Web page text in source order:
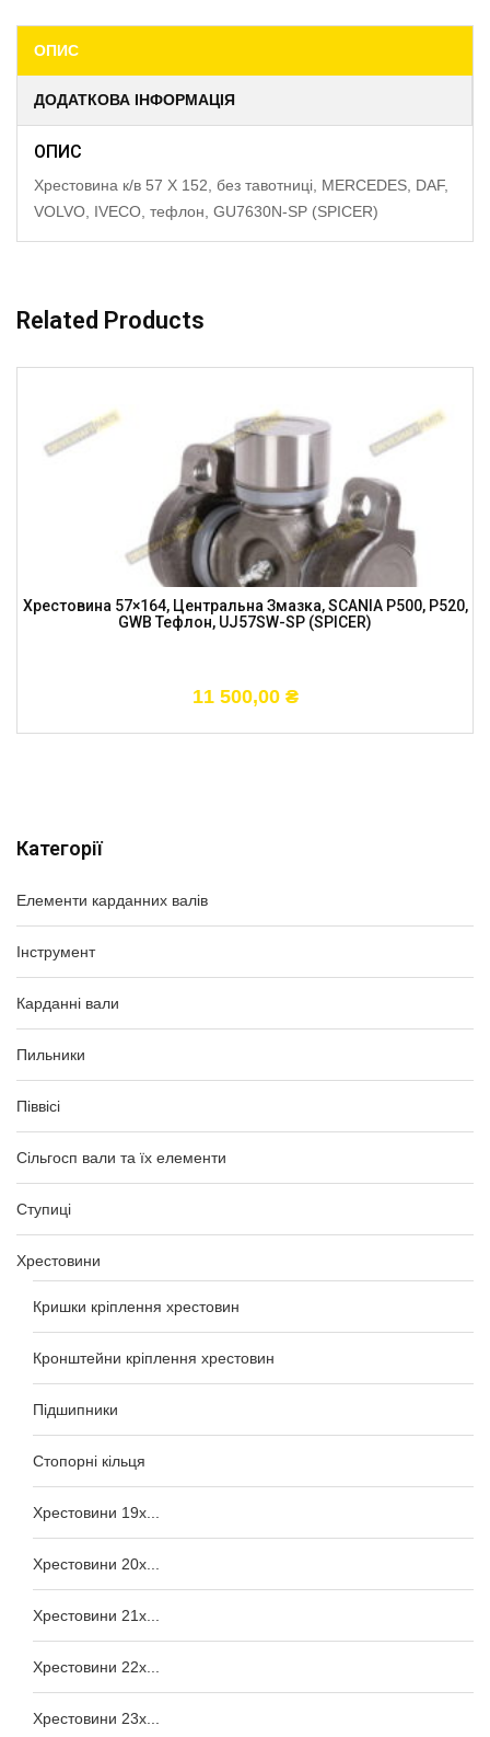
Категорії
Елементи карданних валів
Інструмент
Карданні вали
Пильники
Піввісі
Сільгосп вали та їх елементи
Ступиці
Хрестовини
Кришки кріплення хрестовин
Кронштейни кріплення хрестовин
Підшипники
Стопорні кільця
Хрестовини 19x...
Хрестовини 20x...
Хрестовини 21x...
Хрестовини 22x...
Хрестовини 23x...
ОПИС
ДОДАТКОВА ІНФОРМАЦІЯ
ОПИС
Хрестовина к/в 57 X 152, без тавотниці, MERCEDES, DAF,
VOLVO, IVECO, тефлон, GU7630N-SP (SPICER)
Related Products
Хрестовина 57×164, Центральна Змазка, SCANIA P500, P520,
GWB Тефлон, UJ57SW-SP (SPICER)
11 500,00 ₴